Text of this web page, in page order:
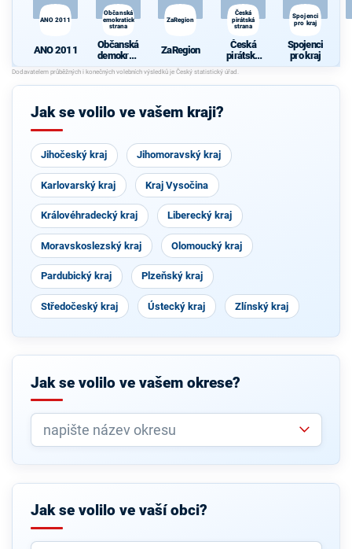
ANO 2011
ANO 2011
Občanská
demokratická
strana
Občanská
demokrati
cká strana
ZaRegion
ZaRegion
Česká
pirátská
strana
Česká
pirátská
strana
Spojenci
pro kraj
Spojenci
pro kraj
Jak se volilo ve vašem kraji?
Jihočeský kraj Jihomoravský kraj
Karlovarský kraj Kraj Vysočina
Královéhradecký kraj Liberecký kraj
Moravskoslezský kraj Olomoucký kraj
Pardubický kraj Plzeňský kraj
Středočeský kraj Ústecký kraj Zlínský kraj
Jak se volilo ve vašem okrese?
Jak se volilo ve vaší obci?